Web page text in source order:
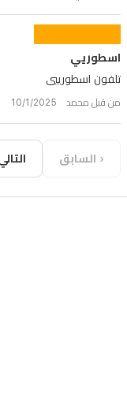
اسطوريي
تلفون اسطورييي
من قبل محمد 10/1/2025
‹ السابق